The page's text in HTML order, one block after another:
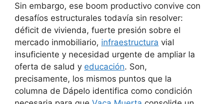
Sin embargo, ese boom productivo convive con
desafíos estructurales todavía sin resolver:
déficit de vivienda, fuerte presión sobre el
mercado inmobiliario, infraestructura vial
insuficiente y necesidad urgente de ampliar la
oferta de salud y educación. Son,
precisamente, los mismos puntos que la
columna de Dápelo identifica como condición